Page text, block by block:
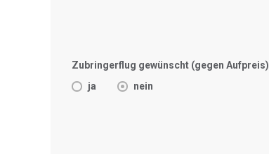
Zubringerflug gewünscht (gegen Aufpreis)
ja
nein